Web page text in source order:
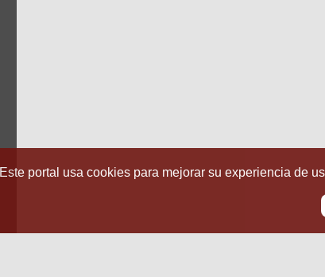
Este portal usa cookies para mejorar su experiencia de